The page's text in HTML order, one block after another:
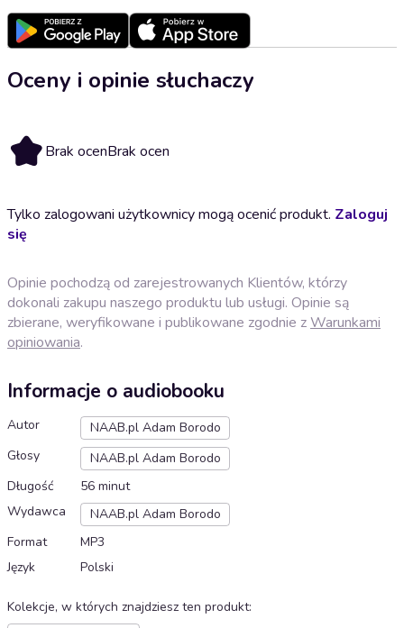
Oceny i opinie słuchaczy
Brak ocenBrak ocen
Tylko zalogowani użytkownicy mogą ocenić produkt. Zaloguj
się
Opinie pochodzą od zarejestrowanych Klientów, którzy
dokonali zakupu naszego produktu lub usługi. Opinie są
zbierane, weryfikowane i publikowane zgodnie zWarunkami
opiniowania.
Informacje o audiobooku
Autor
NAAB.pl Adam Borodo
Głosy
NAAB.pl Adam Borodo
Długość
56 minut
Wydawca
NAAB.pl Adam Borodo
Format
MP3
Język
Polski
Kolekcje, w których znajdziesz ten produkt: